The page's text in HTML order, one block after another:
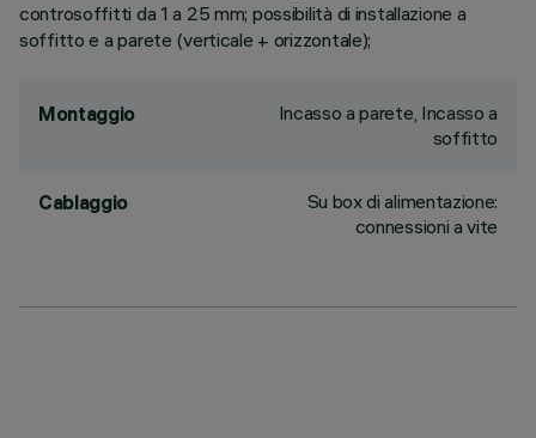
controsoffitti da 1 a 25 mm; possibilità di installazione a
soffitto e a parete (verticale + orizzontale);
Montaggio
Incasso a parete, Incasso a
soffitto
Cablaggio
Su box di alimentazione:
connessioni a vite